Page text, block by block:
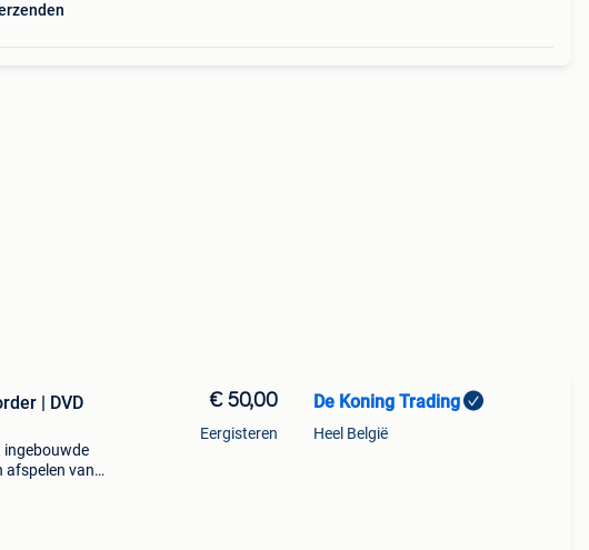
| DVD
ingebouwde
afspelen van
€ 50,00
Eergisteren
De Koning Trading
Heel België